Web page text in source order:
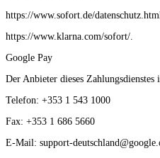
https://www.sofort.de/
https://www.klarna.com/sofort/.
Google Pay
Der Anbieter dieses
Telefon: +353 1 543 1000
Fax: +353 1 686 5660
E-Mail: support-